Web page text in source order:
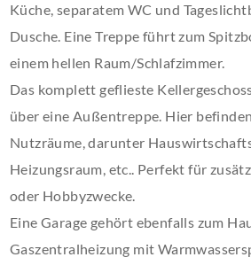
Küche, separatem WC und
Dusche. Eine Treppe führt zum
einem hellen Raum/Schlafzimmer.
Das komplett geflieste
über eine Außentreppe. Hier
Nutzräume, darunter
Heizungsraum, etc.. Perfekt für
oder Hobbyzwecke.
Eine Garage gehört ebenfalls zum
Gaszentralheizung mit